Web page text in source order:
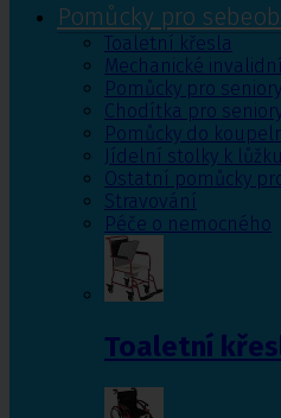
Pomůcky pro
Toaletní křesla
Mechanické
Pomůcky pro seniory
Chodítka pro
Pomůcky do
Jídelní stolky k lůžku
Ostatní pomůcky
Stravování
Péče o nemocného
Toaletní